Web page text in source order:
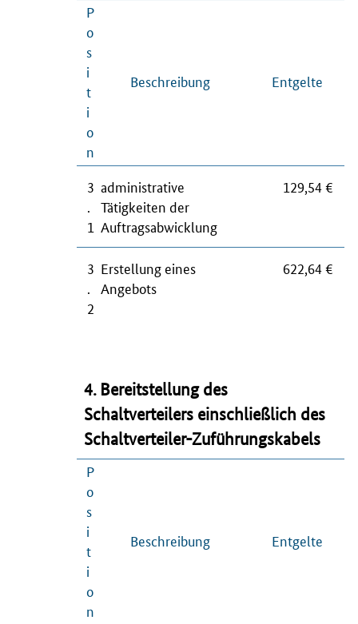
P
o
s
i
t
i
o
n
Beschreibung Entgelte
3
.
1
administrative
Tätigkeiten der
Auftragsabwicklung
129,54 €
3
.
2
Erstellung eines
Angebots
622,64 €
4. Bereitstellung des
Schaltverteilers einschließlich des
Schaltverteiler-Zuführungskabels
P
o
s
i
t
i
o
n
Beschreibung Entgelte